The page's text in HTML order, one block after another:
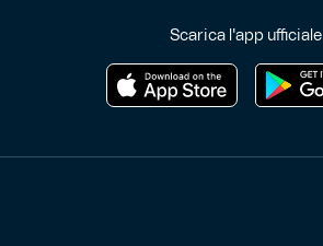
Scarica l'app ufficiale